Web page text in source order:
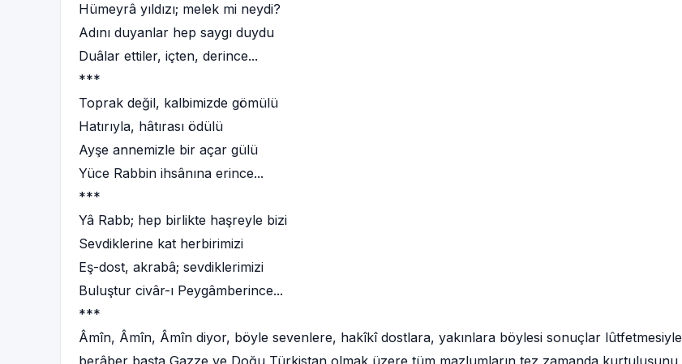
Hümeyrâ yıldızı; melek mi neydi?
Adını duyanlar hep saygı duydu
Duâlar ettiler, içten, derince...
***
Toprak değil, kalbimizde gömülü
Hatırıyla, hâtırası ödülü
Ayşe annemizle bir açar gülü
Yüce Rabbin ihsânına erince...
***
Yâ Rabb; hep birlikte haşreyle bizi
Sevdiklerine kat herbirimizi
Eş-dost, akrabâ; sevdiklerimizi
Buluştur civâr-ı Peygâmberince...
***
Âmîn, Âmîn, Âmîn diyor, böyle sevenlere, hakîkî dostlara, yakınlara böylesi sonuçlar lûtfetmesiyle
berâber başta Gazze ve Doğu Türkistan olmak üzere tüm mazlumların tez zamanda kurtuluşunu